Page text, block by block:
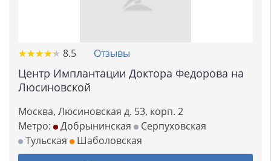
★★★★★
★★★★★ 8.5 Отзывы
Центр Имплантации Доктора Федорова на
Люсиновской
Москва, Люсиновская д. 53, корп. 2
Метро:
Добрынинская
Серпуховская
Тульская
Шаболовская